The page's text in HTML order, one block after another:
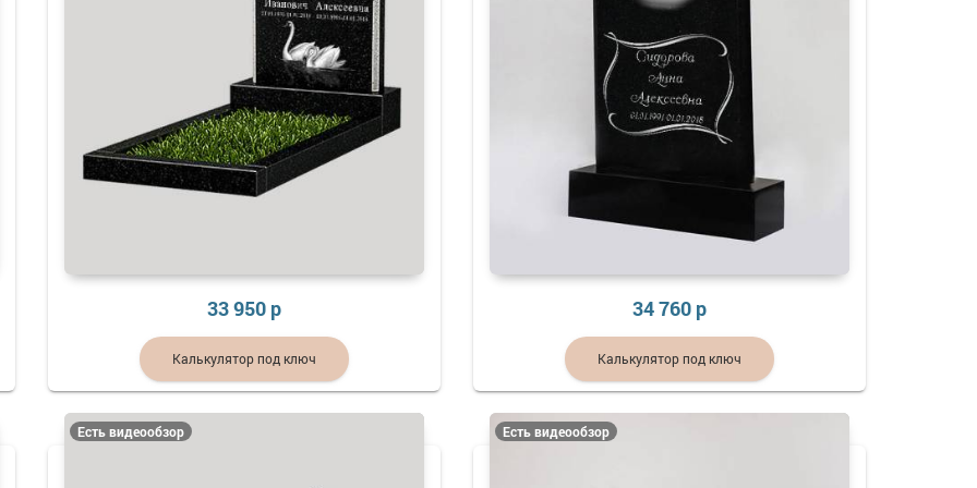
33 950 р
Калькулятор под ключ
34 760 р
Калькулятор под ключ
Есть видеообзор Есть видеообзор